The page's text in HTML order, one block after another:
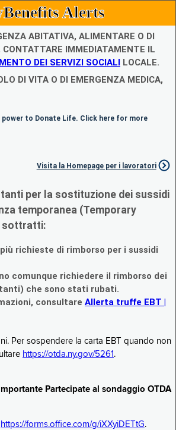
Alerts
ABITATIVA, ALIMENTARE O DI
CONTATTARE IMMEDIATAMENTE IL
DEI SERVIZI SOCIALI LOCALE.
DI VITA O DI EMERGENZA MEDICA,
power to Donate Life. Click here for more
Visita la Homepage per i lavoratori
per la sostituzione dei sussidi
temporanea (Temporary
sottratti:
richieste di rimborso per i sussidi
comunque richiedere il rimborso dei
che sono stati rubati.
consultare Allerta truffe EBT |
Per sospendere la carta EBT quando non
https://otda.ny.gov/5261 .
Partecipate al sondaggio OTDA
https://forms.office.com/g/iXXyiDETtG.